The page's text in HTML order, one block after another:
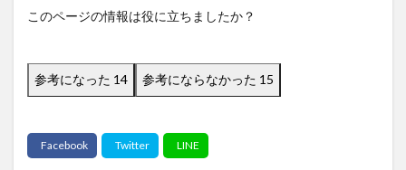
このページの情報は役に立ちましたか？
参考になった 14 参考にならなかった 15